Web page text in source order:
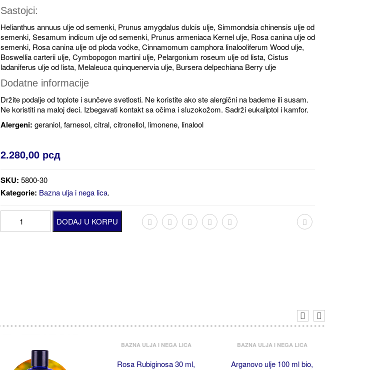
Sastojci:
Helianthus annuus ulje od semenki, Prunus amygdalus dulcis ulje, Simmondsia chinensis ulje od
semenki, Sesamum indicum ulje od semenki, Prunus armeniaca Kernel ulje, Rosa canina ulje od
semenki, Rosa canina ulje od ploda voćke, Cinnamomum camphora linalooliferum Wood ulje,
Boswellia carterii ulje, Cymbopogon martini ulje, Pelargonium roseum ulje od lista, Cistus
ladaniferus ulje od lista, Melaleuca quinquenervia ulje, Bursera delpechiana Berry ulje
Dodatne informacije
Držite podalje od toplote i sunčeve svetlosti. Ne koristite ako ste alergični na bademe ili susam.
Ne koristiti na maloj deci. Izbegavati kontakt sa očima i sluzokožom. Sadrži eukaliptol i kamfor.
Alergeni: geraniol, farnesol, citral, citronellol, limonene, linalool
2.280,00 рсд
SKU: 5800-30
Kategorie: Bazna ulja i nega lica.
ml
DODAJ U KORPU
BAZNA ULJA I NEGA LICA
Rosa Rubiginosa 30 ml,
BAZNA ULJA I NEGA LICA
Arganovo ulje 100 ml bio,